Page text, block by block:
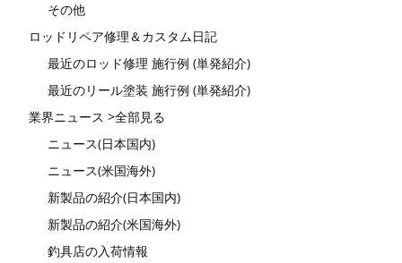
その他
ロッドリペア修理＆カスタム日記
最近のロッド修理 施行例 (単発紹介)
最近のリール塗装 施行例 (単発紹介)
業界ニュース >全部見る
ニュース(日本国内)
ニュース(米国海外)
新製品の紹介(日本国内)
新製品の紹介(米国海外)
釣具店の入荷情報